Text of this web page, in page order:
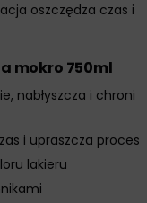
oszczędza czas i
mokro 750ml
nabłyszcza i chroni
i upraszcza proces
lakieru